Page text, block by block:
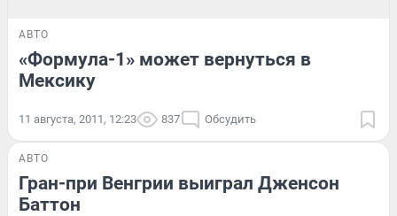
АВТО
«Формула-1» может вернуться в
Мексику
11 августа, 2011, 12:23 837 Обсудить
АВТО
Гран-при Венгрии выиграл Дженсон
Баттон